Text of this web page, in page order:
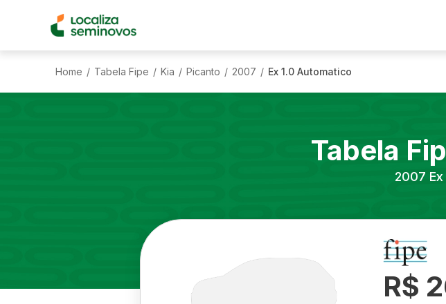
Home / Tabela Fipe / Kia / Picanto / 2007 / Ex 1.0 Automatico
Tabela
2007
R$